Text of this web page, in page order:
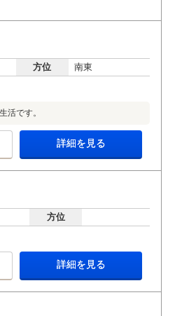
方位 南東
活です。
詳細を見る
方位
詳細を見る